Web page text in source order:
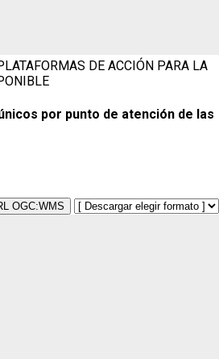
DE ACCIÓN PARA LA
por punto de atención de las
OGC:WMS